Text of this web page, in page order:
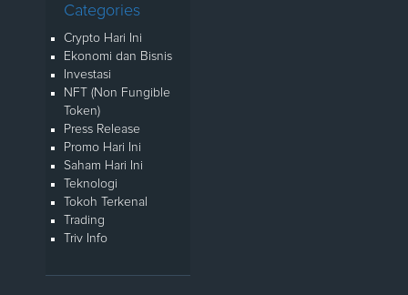
Categories
Crypto Hari Ini
Ekonomi dan Bisnis
Investasi
NFT (Non Fungible
Token)
Press Release
Promo Hari Ini
Saham Hari Ini
Teknologi
Tokoh Terkenal
Trading
Triv Info